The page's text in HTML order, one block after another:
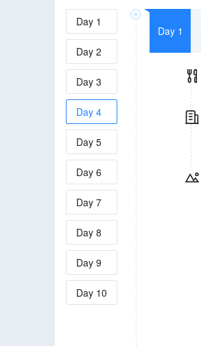
Day 1
Day 2
Day 3
Day 4
Day 5
Day 6
Day 7
Day 8
Day 9
Day 10
Day 1